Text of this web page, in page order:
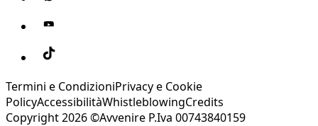
Termini e CondizioniPrivacy e Cookie
PolicyAccessibilitàWhistleblowingCredits
Copyright 2026 ©Avvenire P.Iva 00743840159